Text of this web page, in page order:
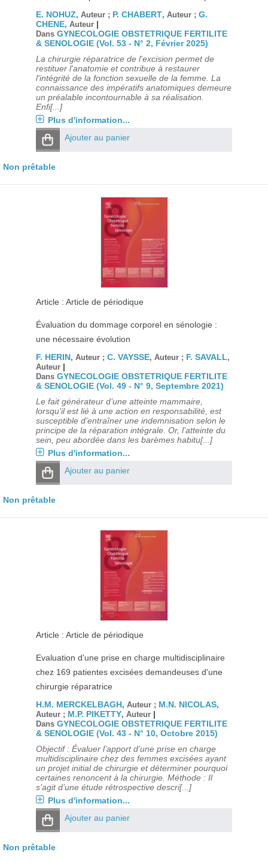
E. NOHUZ, Auteur ; P. CHABERT, Auteur ; G.
CHENE, Auteur |
Dans GYNECOLOGIE OBSTETRIQUE FERTILITE
& SENOLOGIE (Vol. 53 - N° 2, Février 2025)
La chirurgie réparatrice de l'excision permet de
restituer l'anatomie et contribue à restaurer
l'intégrité de la fonction sexuelle de la femme. La
connaissance des impératifs anatomiques demeure
un préalable incontournable à sa réalisation.
Enfi[...]
Plus d'information...
Ajouter au panier
Non prêtable
Article : Article de périodique
Évaluation du dommage corporel en sénologie :
une nécessaire évolution
F. HERIN, Auteur ; C. VAYSSE, Auteur ; F. SAVALL,
Auteur |
Dans GYNECOLOGIE OBSTETRIQUE FERTILITE
& SENOLOGIE (Vol. 49 - N° 9, Septembre 2021)
Le fait générateur d’une atteinte mammaire,
lorsqu’il est lié à une action en responsabilité, est
susceptible d’entraîner une indemnisation selon le
principe de la réparation intégrale. Or, l’atteinte du
sein, peu abordée dans les barèmes habitu[...]
Plus d'information...
Ajouter au panier
Non prêtable
Article : Article de périodique
Evaluation d'une prise en charge multidisciplinaire
chez 169 patientes excisées demandeuses d'une
chirurgie réparatrice
H.M. MERCKELBAGH, Auteur ; M.N. NICOLAS,
Auteur ; M.P. PIKETTY, Auteur |
Dans GYNECOLOGIE OBSTETRIQUE FERTILITE
& SENOLOGIE (Vol. 43 - N° 10, Octobre 2015)
Objectif : Évaluer l’apport d’une prise en charge
multidisciplinaire chez des femmes excisées ayant
un projet initial de chirurgie et déterminer pourquoi
certaines renoncent à la chirurgie. Méthode : Il
s’agit d’une étude rétrospective descri[...]
Plus d'information...
Ajouter au panier
Non prêtable